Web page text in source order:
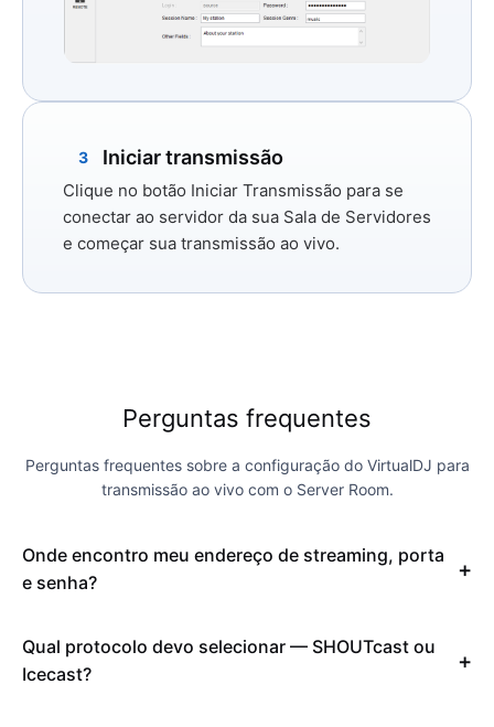
3 Iniciar transmissão
Clique no botão Iniciar Transmissão para se
conectar ao servidor da sua Sala de Servidores
e começar sua transmissão ao vivo.
Perguntas frequentes
Perguntas frequentes sobre a configuração do VirtualDJ para
transmissão ao vivo com o Server Room.
Onde encontro meu endereço de streaming, porta
e senha?
Qual protocolo devo selecionar — SHOUTcast ou
Icecast?